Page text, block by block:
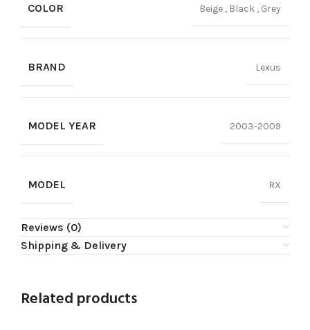
COLOR Beige , Black , Grey
BRAND Lexus
MODEL YEAR 2003-2009
MODEL RX
Reviews (0)
Shipping & Delivery
Related products